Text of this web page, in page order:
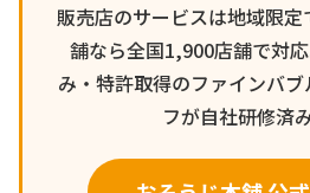
販売店のサービスは地域限
舗なら全国1,900店舗で対
み・特許取得のファインバ
フが自社研修済み